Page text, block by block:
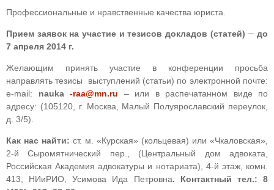
Профессиональные и нравственные качества юриста.
Прием заявок на участие и тезисов докладов (статей) ─ до
7 апреля 2014 г.
Желающим принять участие в конференции просьба
направлять тезисы выступлений (статьи) по электронной почте:
е-mail:
nauka -raa@mn.ru – или в распечатанном виде по
адресу: (105120, г. Москва, Малый Полуярославский переулок,
д. 3/5).
Как нас найти: ст. м. «Курская» (кольцевая) или «Чкаловская»,
2-й Сыромятнический пер., (Центральный дом адвоката,
Российская Академия адвокатуры и нотариата), 4-й этаж, комн.
413, НИиРИО, Усимова Ида Петровна. Контактный тел.: 8